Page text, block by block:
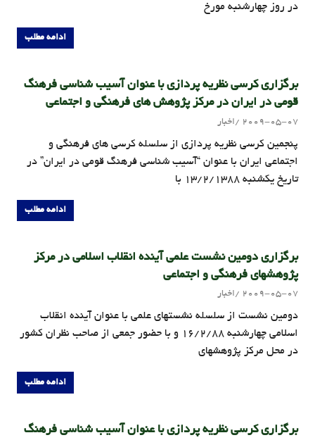
در روز چهارشنبه مورخ
ادامه مطلب
برگزاری کرسی نظریه پردازی با عنوان آسیب شناسی فرهنگ
قومی در ایران در مرکز پژوهش های فرهنگی و اجتماعی
2009-05-07
admin
اخبار
پنجمين کرسی نظریه پردازی از سلسله کرسی های فرهنگی و
اجتماعی ایران با عنوان “آسیب شناسی فرهنگ قومي در ايران” در
تاريخ يكشنبه 13/2/1388 با
ادامه مطلب
برگزاری دومین نشست علمی آینده انقلاب اسلامی در مرکز
پژوهشهای فرهنگی و اجتماعی
2009-05-07
admin
اخبار
دومین نشست از سلسله نشستهای علمی با عنوان آینده انقلاب
اسلامی چهارشنبه 16/2/88 و با حضور جمعی از صاحب نظران کشور
در محل مرکز پژوهشهای
ادامه مطلب
برگزاری کرسی نظریه پردازی با عنوان آسیب شناسی فرهنگ